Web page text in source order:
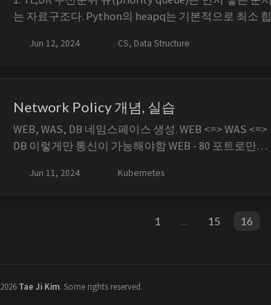
는 자료구조다. Python의 heapq는 기본적으로 최소
(priority,...
Jun 12, 2024 CS, Data Structure
Network Policy 개념, 실습
WEB, WAS, DB 네임스페이스 생성. WEB <=> WAS <=>
DB 이렇게만 통신이 가능해야함 WEB - 80 포트로만
DB - 3306 포트로만 ingress, egress TL;DR 주요 키워드
Jun 11, 2024 Kubernetes
1 ... 15 16
2026 Tae Ji Kim. Some rights reserved.